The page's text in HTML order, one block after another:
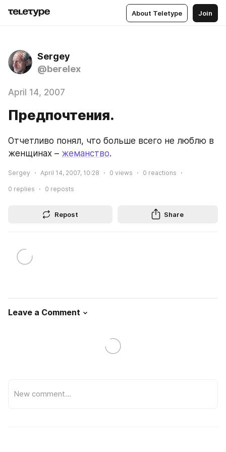
About Teletype Join
Sergey
@berelex
April 14, 2007
Предпочтения.
Отчетливо понял, что больше всего не люблю в
женщинах – жеманство.
Sergey April 14, 2007, 10:28 0 views 0 reactions
0 replies 0 reposts
Repost Share
Leave a Comment